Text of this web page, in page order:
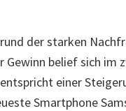
der starken
Gewinn belief sich im
einer
Smartphone